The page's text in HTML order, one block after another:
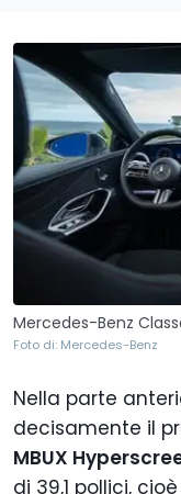
Mercedes-Benz
Foto di: Mercedes-Benz
Nella parte
decisamente il
MBUX
di 39,1 pollici,